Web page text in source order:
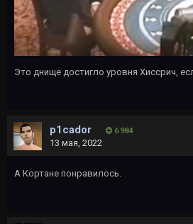
Это днище достигло уровня Хиссрич,
p1cador 6 984
13 мая, 2022
А Кортане понравилось.